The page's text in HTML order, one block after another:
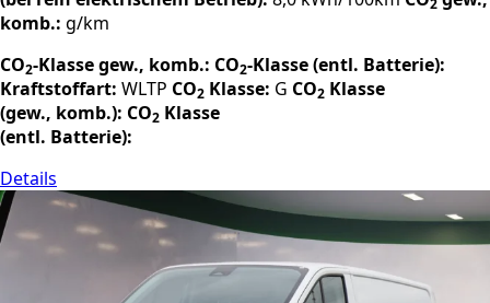
2
komb.: g/km
CO2-Klasse gew., komb.: CO2-Klasse (entl. Batterie):
Kraftstoffart: WLTP CO2 Klasse: G CO2 Klasse
(gew., komb.): CO2 Klasse
(entl. Batterie):
Details